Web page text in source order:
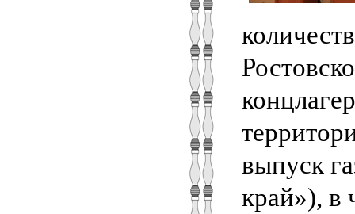
выпуск
край»), в